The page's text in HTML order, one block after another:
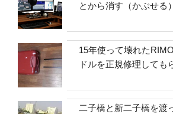
とから消す（かぶせる
15年使って壊れた
ドルを正規修理しても
二子橋と新二子橋を渡